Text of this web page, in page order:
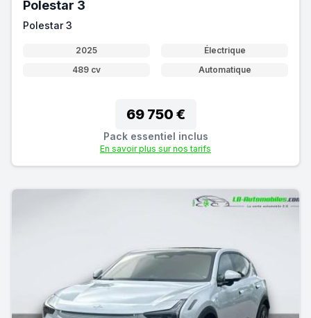
Polestar 3
Polestar 3
2025
Électrique
489 cv
Automatique
69 750 €
Pack essentiel inclus
En savoir plus sur nos tarifs